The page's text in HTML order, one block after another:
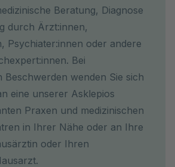
Beratung, Diagnose
durch Ärzt:innen,
Psychiater:innen oder andere
Bei
Beschwerden wenden Sie sich
eine unserer Asklepios
Praxen und medizinischen
in Ihrer Nähe oder an Ihre
oder Ihren